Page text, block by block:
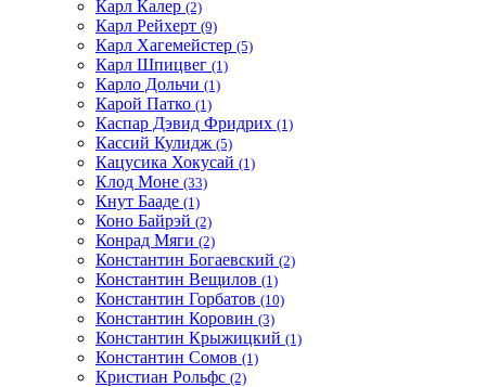
Карл Калер (2)
Карл Рейхерт (9)
Карл Хагемейстер (5)
Карл Шпицвег (1)
Карло Дольчи (1)
Карой Патко (1)
Каспар Дэвид Фридрих (1)
Кассий Кулидж (5)
Кацусика Хокусай (1)
Клод Моне (33)
Кнут Бааде (1)
Коно Байрэй (2)
Конрад Мяги (2)
Константин Богаевский (2)
Константин Вещилов (1)
Константин Горбатов (10)
Константин Коровин (3)
Константин Крыжицкий (1)
Константин Сомов (1)
Кристиан Рольфс (2)